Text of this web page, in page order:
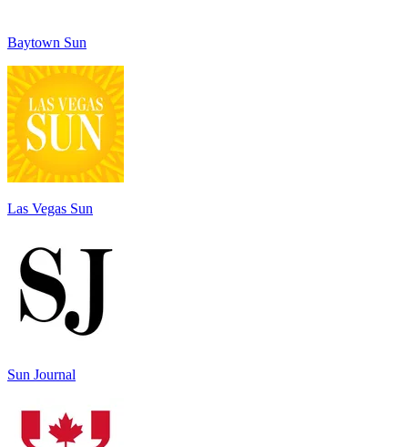
Baytown Sun
Las Vegas Sun
Sun Journal